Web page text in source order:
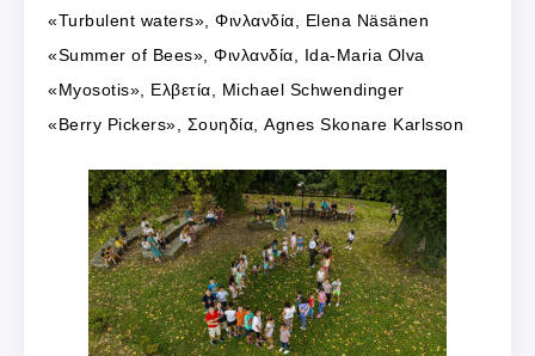
«Turbulent waters», Φινλανδία, Elena Näsänen
«Summer of Bees», Φινλανδία, Ida-Maria Olva
«Myosotis», Ελβετία, Michael Schwendinger
«Berry Pickers», Σουηδία, Agnes Skonare Karlsson